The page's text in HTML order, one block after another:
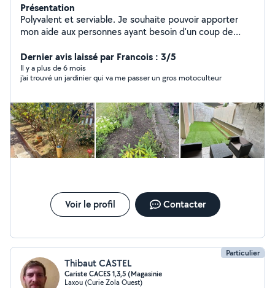
Présentation
Polyvalent et serviable. Je souhaite pouvoir apporter
mon aide aux personnes ayant besoin d'un coup de
dans divers domaines (informatique,multimédia,
peinture, tapisserie).
Dernier avis laissé par Francois : 3/5
Il y a plus de 6 mois
j'ai trouvé un jardinier qui va me passer un gros motoculteur
Voir le profil Contacter
Particulier
Thibaut CASTEL
Cariste CACES 1,3,5 (Magasinie
Laxou (Curie Zola Ouest)